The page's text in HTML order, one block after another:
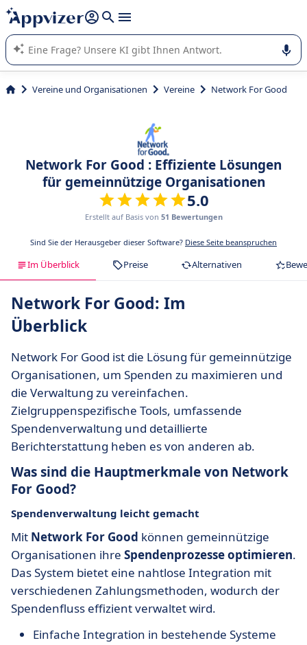
beantworten (mehrere Zeilen mit
Die KI von Appvizer führt Sie bei der Nutzung oder Auswahl
von SaaS-Software in Unternehmen.
Vereine und Organisationen Vereine Network For Good
Network For Good : Effiziente Lösungen
für gemeinnützige Organisationen
5.0
Erstellt auf Basis von 51 Bewertungen
Sind Sie der Herausgeber dieser Software? Diese Seite beanspruchen
Im Überblick Preise Alternativen
Network For Good: Im
Überblick
Network For Good ist die Lösung für gemeinnützige
Organisationen, um Spenden zu maximieren und
die Verwaltung zu vereinfachen.
Zielgruppenspezifische Tools, umfassende
Spendenverwaltung und detaillierte
Berichterstattung heben es von anderen ab.
Was sind die Hauptmerkmale von Network
For Good?
Spendenverwaltung leicht gemacht
Mit Network For Good können gemeinnützige
Organisationen ihre Spendenprozesse optimieren.
Das System bietet eine nahtlose Integration mit
verschiedenen Zahlungsmethoden, wodurch der
Spendenfluss effizient verwaltet wird.
Einfache Integration in bestehende Systeme